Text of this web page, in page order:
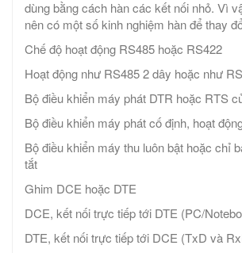
dùng bằng cách hàn các kết nối nhỏ. Vì
nên có một số kinh nghiệm hàn để thay
Chế độ hoạt động RS485 hoặc RS422
Hoạt động như RS485 2 dây hoặc như
Bộ điều khiển máy phát DTR hoặc RTS
Bộ điều khiển máy phát cố định, hoạt
Bộ điều khiển máy thu luôn bật hoặc chỉ
tắt
Ghim DCE hoặc DTE
DCE, kết nối trực tiếp tới DTE (PC/
DTE, kết nối trực tiếp tới DCE (TxD và